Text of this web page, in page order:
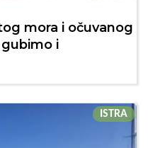
mora i očuvanog
i
ISTRA